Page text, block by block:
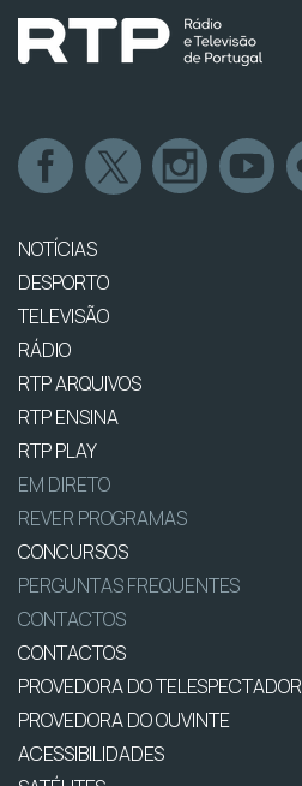
NOTÍCIAS
DESPORTO
TELEVISÃO
RÁDIO
RTP ARQUIVOS
RTP ENSINA
RTP PLAY
EM DIRETO
REVER PROGRAMAS
CONCURSOS
PERGUNTAS FREQUENTES
CONTACTOS
CONTACTOS
PROVEDORA DO TELESPECTADOR
PROVEDORA DO OUVINTE
ACESSIBILIDADES